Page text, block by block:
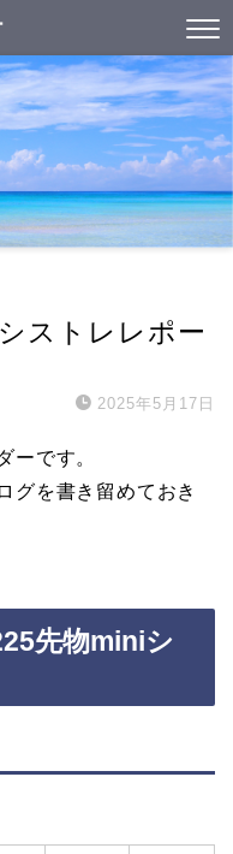
ストレレポー
2025年5月17日
ーです。
グを書き留めておき
先物miniシ